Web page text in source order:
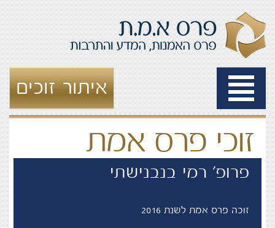
Toggle
navigation
איתור זוכים
זוכי פרס אמת
פרופ' רמי בנבנישתי
זוכה פרס אמת לשנת 2016